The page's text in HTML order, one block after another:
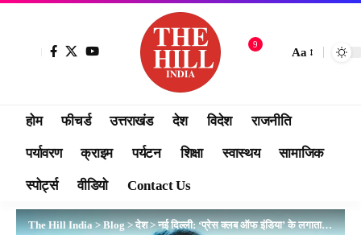
9
Aa
होम फीचर्ड उत्तराखंड देश विदेश राजनीति
पर्यावरण क्राइम पर्यटन शिक्षा स्वास्थय सामाजिक
स्पोर्ट्स वीडियो Contact Us
The Hill India>Blog>देश>नई दिल्ली: ‘प्रेस क्लब ऑफ इंडिया’ के लगातार दूसरी बार अध्यक्ष बने उमाकांत लखेड़ा